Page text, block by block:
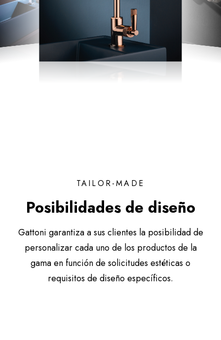
TAILOR-MADE
Posibilidades de diseño
Gattoni garantiza a sus clientes la posibilidad de
personalizar cada uno de los productos de la
gama en función de solicitudes estéticas o
requisitos de diseño específicos.